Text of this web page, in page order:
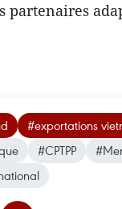
partenaires
#exportations
#CPTPP